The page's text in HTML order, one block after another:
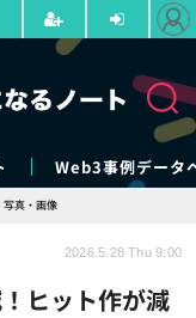
Web3事例データ
写真・画像
ヒット作が減
2026.5.28 Thu 9:00